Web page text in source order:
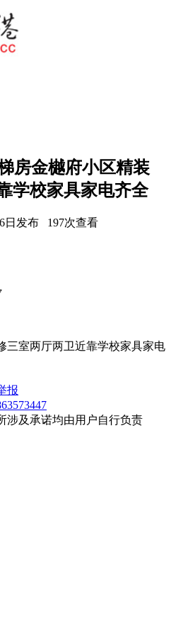
房金樾府小区精装
学校家具家电齐全
日发布 197次查看
三室两厅两卫近靠学校家具家电
报
涉及承诺均由用户自行负责